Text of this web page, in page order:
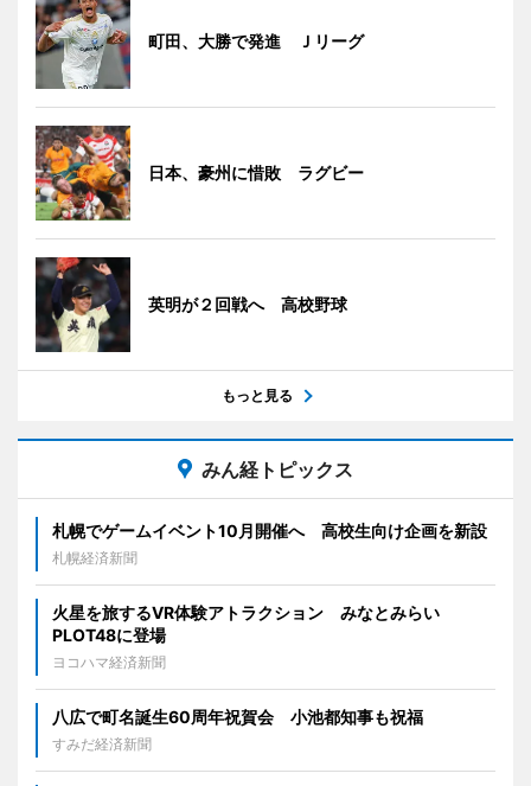
町田、大勝で発進 Ｊリーグ
日本、豪州に惜敗 ラグビー
英明が２回戦へ 高校野球
もっと見る
みん経トピックス
札幌でゲームイベント10月開催へ 高校生向け企画を新設
札幌経済新聞
火星を旅するVR体験アトラクション みなとみらい
PLOT48に登場
ヨコハマ経済新聞
八広で町名誕生60周年祝賀会 小池都知事も祝福
すみだ経済新聞